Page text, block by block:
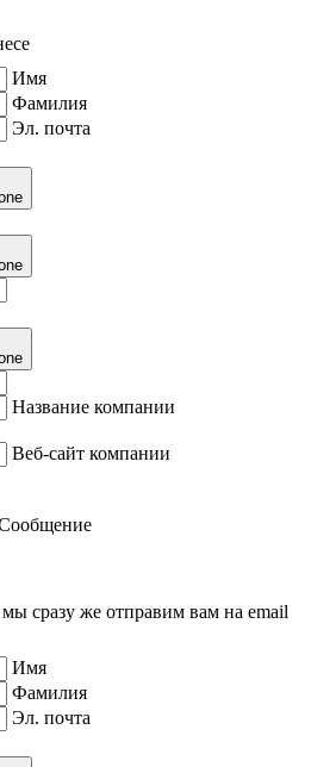
Имя
Фамилия
Эл. почта
Название компании
Веб-сайт компании
сразу же отправим вам на email
Имя
Фамилия
Эл. почта